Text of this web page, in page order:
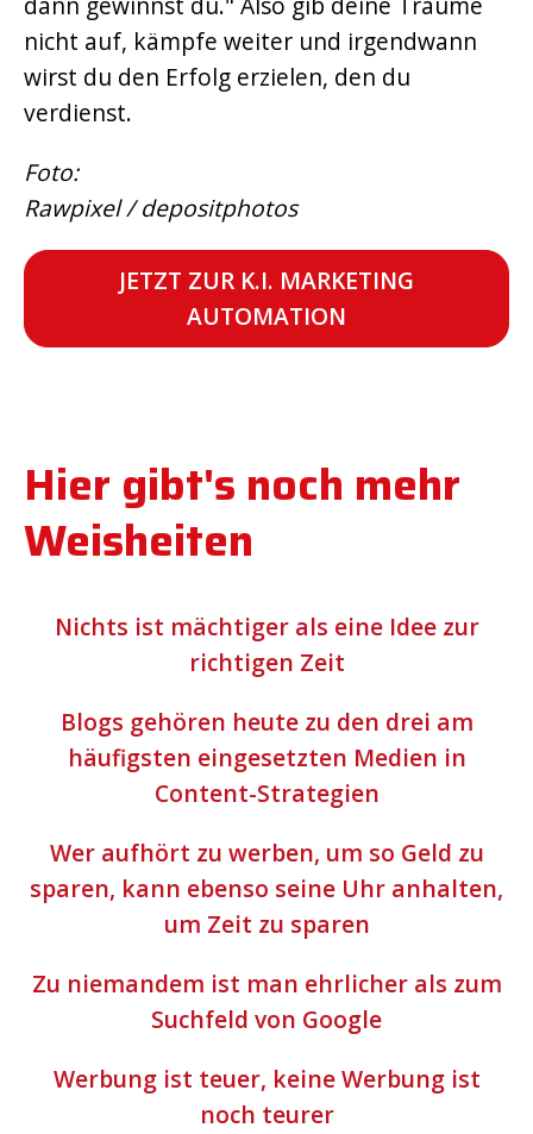
nicht auf, kämpfe weiter und irgendwann
wirst du den Erfolg erzielen, den du
verdienst.
Foto:
Rawpixel / depositphotos
JETZT ZUR K.I. MARKETING
AUTOMATION
Hier gibt's noch mehr
Weisheiten
Nichts ist mächtiger als eine Idee zur
richtigen Zeit
Blogs gehören heute zu den drei am
häufigsten eingesetzten Medien in
Content-Strategien
Wer aufhört zu werben, um so Geld zu
sparen, kann ebenso seine Uhr anhalten,
um Zeit zu sparen
Zu niemandem ist man ehrlicher als zum
Suchfeld von Google
Werbung ist teuer, keine Werbung ist
noch teurer